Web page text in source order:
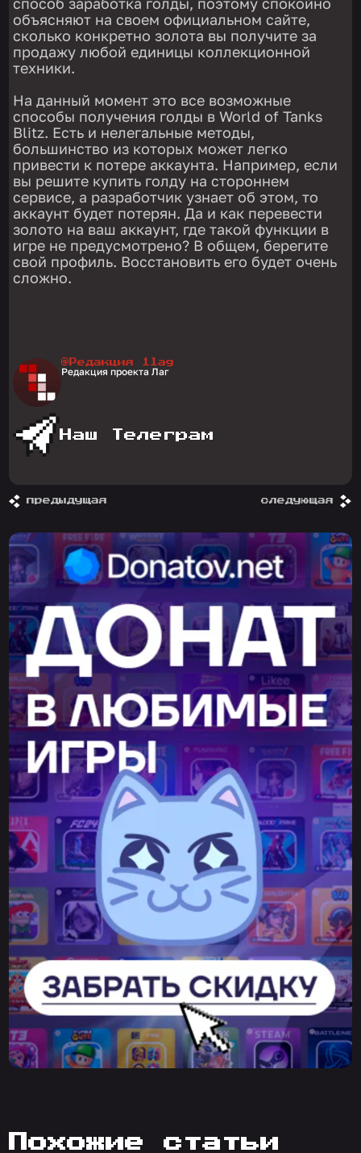
объясняют на своем официальном сайте,
сколько конкретно золота вы получите за
продажу любой единицы коллекционной
техники.
На данный момент это все возможные
способы получения голды в World of Tanks
Blitz. Есть и нелегальные методы,
большинство из которых может легко
привести к потере аккаунта. Например, если
вы решите купить голду на стороннем
сервисе, а разработчик узнает об этом, то
аккаунт будет потерян. Да и как перевести
золото на ваш аккаунт, где такой функции в
игре не предусмотрено? В общем, берегите
свой профиль. Восстановить его будет очень
сложно.
@Редакция 1lag
Редакция проекта Лаг
Наш Телеграм
предыдущая следующая
похожие статьи